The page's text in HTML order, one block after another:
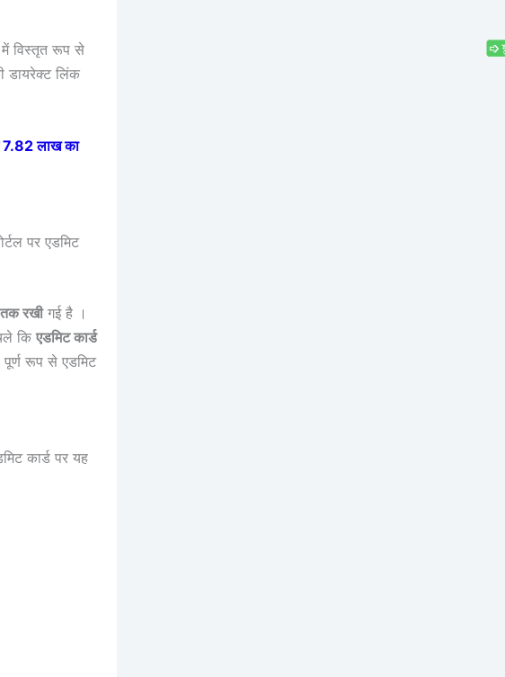
विस्तृत रूप से
डायरेक्ट लिंक
7.82 लाख का
पर एडमिट
रखीगई है ।
कि एडमिट कार्ड
रूप से एडमिट
कार्ड पर यह